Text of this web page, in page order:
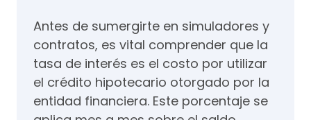
Antes de sumergirte en simuladores y
contratos, es vital comprender que la
tasa de interés es el costo por utilizar
el crédito hipotecario otorgado por la
entidad financiera. Este porcentaje se